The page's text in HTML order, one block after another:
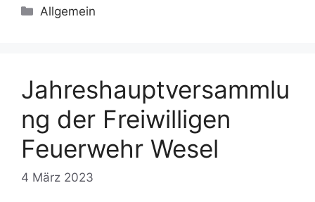
Kategorien
Allgemein
Jahreshauptversammlu
ng der Freiwilligen
Feuerwehr Wesel
4 März 2023